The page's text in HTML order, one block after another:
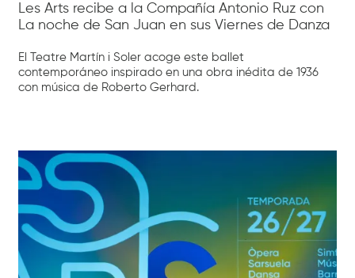
Les Arts recibe a la Compañía Antonio Ruz con
La noche de San Juan en sus Viernes de Danza
El Teatre Martín i Soler acoge este ballet
contemporáneo inspirado en una obra inédita de 1936
con música de Roberto Gerhard.